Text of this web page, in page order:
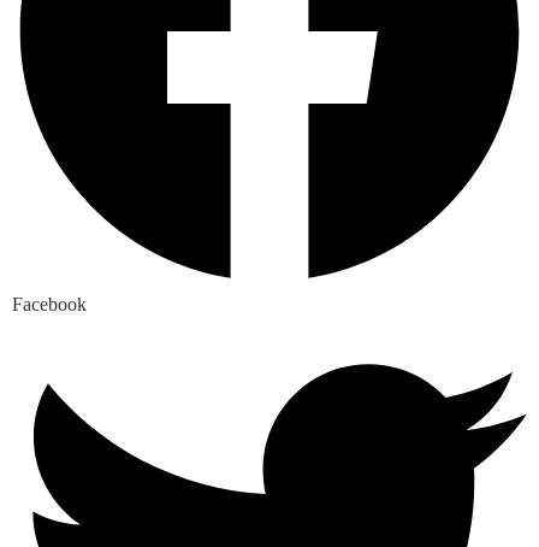
Facebook